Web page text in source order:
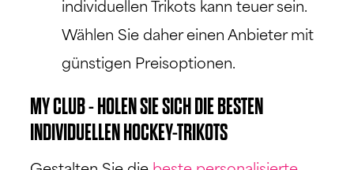
individuellen Trikots kann teuer sein.
Wählen Sie daher einen Anbieter mit
günstigen Preisoptionen.
MY CLUB - HOLEN SIE SICH DIE BESTEN
INDIVIDUELLEN HOCKEY-TRIKOTS